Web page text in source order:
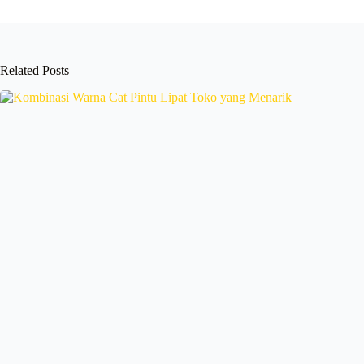
Related Posts